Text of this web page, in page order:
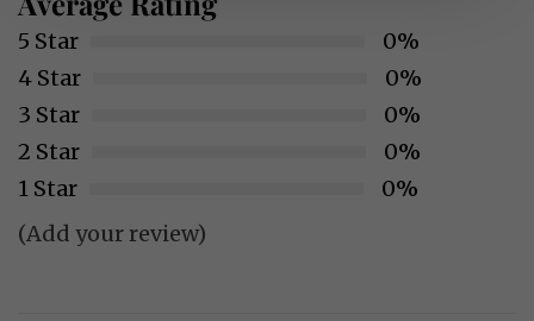
5 Star
0%
4 Star
0%
3 Star
0%
2 Star
0%
1 Star
0%
(Add your review)